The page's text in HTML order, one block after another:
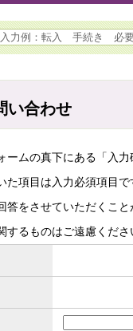
い合わせ
ームの真下にある「入
た項目は入力必須項目で
答をさせていただくこ
るものはご遠慮くださ